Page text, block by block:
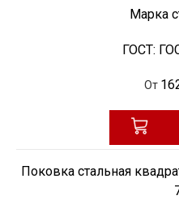
Марка
ГОСТ:
От
Поковка стальная